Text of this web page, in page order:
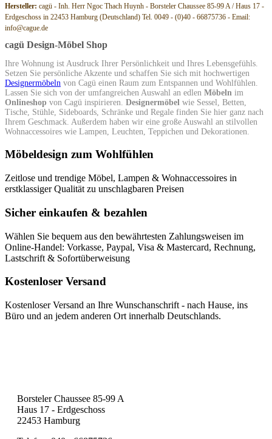
Hersteller: cagü - Inh. Herr Ngoc Thach Huynh - Borsteler Chaussee 85-99 A / Haus 17 -
Erdgeschoss in 22453 Hamburg (Deutschland) Tel. 0049 - (0)40 - 66875736 - Email:
info@cague.de
cagü Design-Möbel Shop
Ihre Wohnung ist Ausdruck Ihrer Persönlichkeit und Ihres Lebensgefühls.
Setzen Sie persönliche Akzente und schaffen Sie sich mit hochwertigen
Designermöbeln von Cagü einen Raum zum Entspannen und Wohlfühlen.
Lassen Sie sich von der umfangreichen Auswahl an edlen Möbeln im
Onlineshop von Cagü inspirieren. Designermöbel wie Sessel, Betten,
Tische, Stühle, Sideboards, Schränke und Regale finden Sie hier ganz nach
Ihrem Geschmack. Außerdem haben wir eine große Auswahl an stilvollen
Wohnaccessoires wie Lampen, Leuchten, Teppichen und Dekorationen.
Möbeldesign zum Wohlfühlen
Zeitlose und trendige Möbel, Lampen & Wohnaccessoires in
erstklassiger Qualität zu unschlagbaren Preisen
Sicher einkaufen & bezahlen
Wählen Sie bequem aus den bewährtesten Zahlungsweisen im
Online-Handel: Vorkasse, Paypal, Visa & Mastercard, Rechnung,
Lastschrift & Sofortüberweisung
Kostenloser Versand
Kostenloser Versand an Ihre Wunschanschrift - nach Hause, ins
Büro und an jedem anderen Ort innerhalb Deutschlands.
Borsteler Chaussee 85-99 A
Haus 17 - Erdgeschoss
22453 Hamburg